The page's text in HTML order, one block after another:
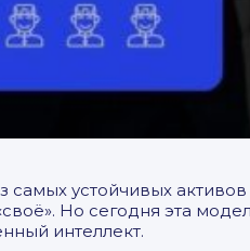
самых устойчивых
Но сегодня эта
интеллект.